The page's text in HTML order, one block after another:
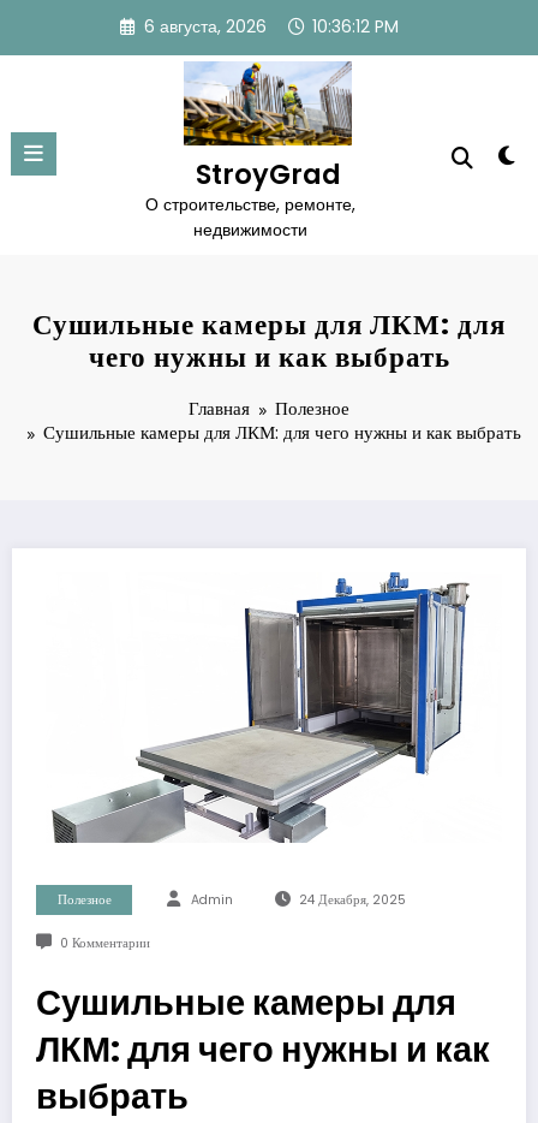
содержимому
6 августа, 2026 10:36:13 PM
StroyGrad
О строительстве, ремонте,
недвижимости
Сушильные камеры для ЛКМ: для
чего нужны и как выбрать
Главная
Полезное
Сушильные камеры для ЛКМ: для чего нужны и как выбрать
Полезное Admin 24 Декабря, 2025
0 Комментарии
Сушильные камеры для
ЛКМ: для чего нужны и как
выбрать